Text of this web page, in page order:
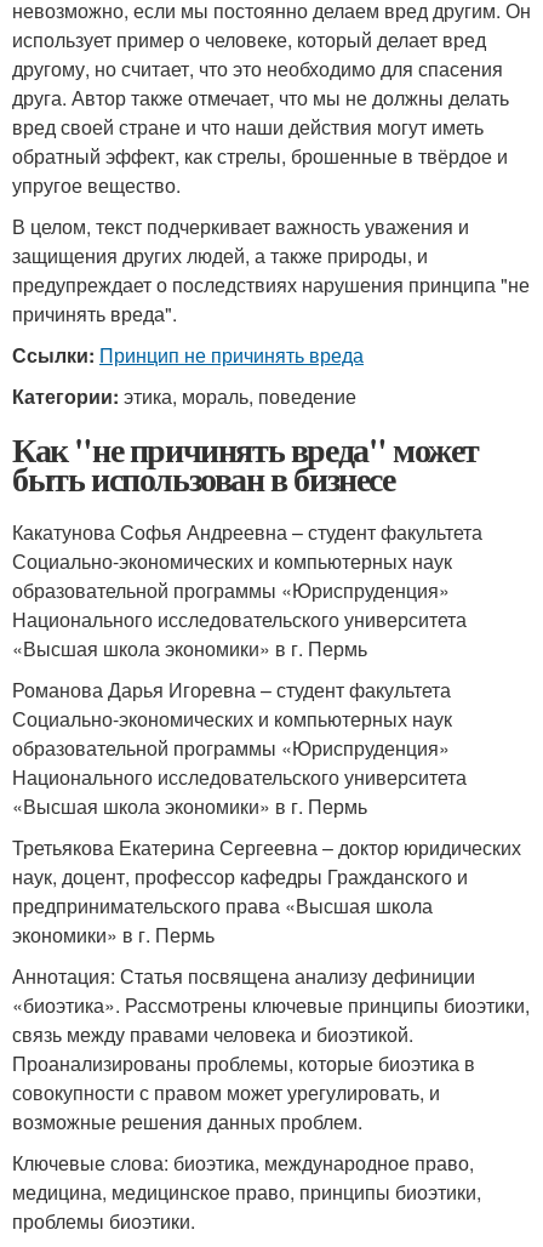
невозможно, если мы постоянно делаем вред другим. Он
использует пример о человеке, который делает вред
другому, но считает, что это необходимо для спасения
друга. Автор также отмечает, что мы не должны делать
вред своей стране и что наши действия могут иметь
обратный эффект, как стрелы, брошенные в твёрдое и
упругое вещество.
В целом, текст подчеркивает важность уважения и
защищения других людей, а также природы, и
предупреждает о последствиях нарушения принципа "не
причинять вреда".
Ссылки: Принцип не причинять вреда
Категории: этика, мораль, поведение
Как "не причинять вреда" может
быть использован в бизнесе
Какатунова Софья Андреевна – студент факультета
Социально-экономических и компьютерных наук
образовательной программы «Юриспруденция»
Национального исследовательского университета
«Высшая школа экономики» в г. Пермь
Романова Дарья Игоревна – студент факультета
Социально-экономических и компьютерных наук
образовательной программы «Юриспруденция»
Национального исследовательского университета
«Высшая школа экономики» в г. Пермь
Третьякова Екатерина Сергеевна – доктор юридических
наук, доцент, профессор кафедры Гражданского и
предпринимательского права «Высшая школа
экономики» в г. Пермь
Аннотация: Статья посвящена анализу дефиниции
«биоэтика». Рассмотрены ключевые принципы биоэтики,
связь между правами человека и биоэтикой.
Проанализированы проблемы, которые биоэтика в
совокупности с правом может урегулировать, и
возможные решения данных проблем.
Ключевые слова: биоэтика, международное право,
медицина, медицинское право, принципы биоэтики,
проблемы биоэтики.